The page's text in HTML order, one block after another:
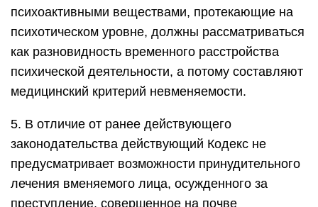
психоактивными веществами, протекающие на
психотическом уровне, должны рассматриваться
как разновидность временного расстройства
психической деятельности, а потому составляют
медицинский критерий невменяемости.
5. В отличие от ранее действующего
законодательства действующий Кодекс не
предусматривает возможности принудительного
лечения вменяемого лица, осужденного за
преступление, совершенное на почве